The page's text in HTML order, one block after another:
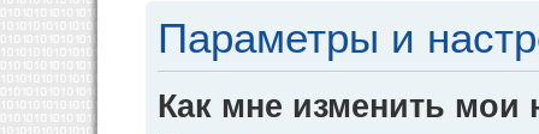
Параметры и
Как мне изменить мои